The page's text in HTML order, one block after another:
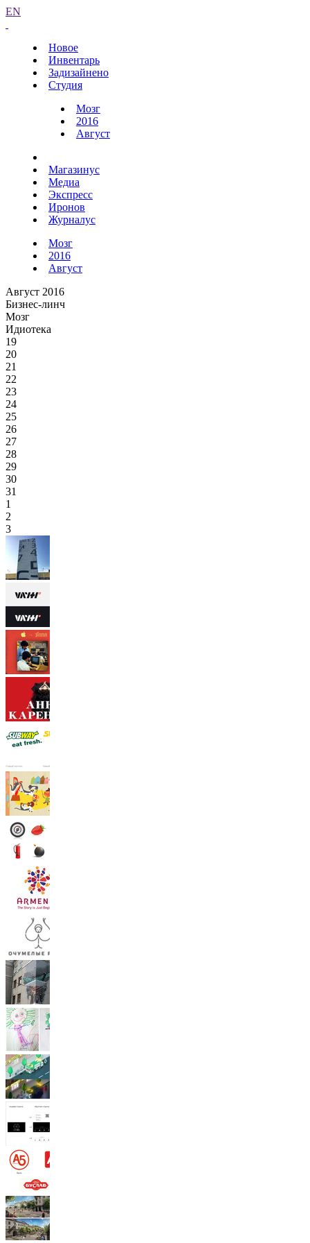
EN
Новое
Инвентарь
Задизайнено
Студия
Мозг
2016
Август
Магазинус
Медиа
Экспресс
Иронов
Журналус
Мозг
2016
Август
Август 2016
Бизнес-линч
Мозг
Идиотека
19
20
21
22
23
24
25
26
27
28
29
30
31
1
2
3